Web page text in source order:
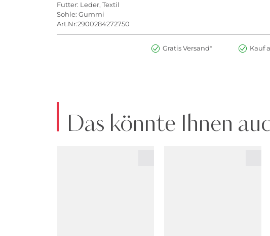
Futter: Leder, Textil
Sohle: Gummi
Art.Nr:2900284272750
Gratis Versand* Kauf
Das könnte Ihnen